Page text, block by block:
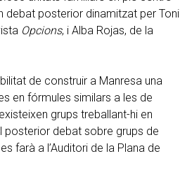
debat posterior dinamitzat per Toni
Opcions, i Alba Rojas, de la
de construir a Manresa una
en fórmules similars a les de
grups treballant-hi en
posterior debat sobre grups de
farà a l’Auditori de la Plana de